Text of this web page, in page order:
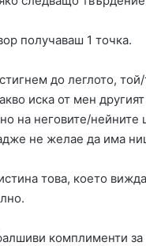
получаваш 1 точка.
до леглото,
иска от мен
на неговите/нейните
не желае да има
това, което
комплименти